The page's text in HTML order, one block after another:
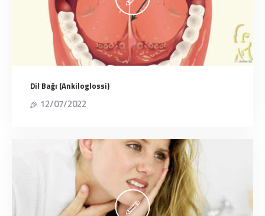
Dil Bağı (Ankiloglossi)
12/07/2022